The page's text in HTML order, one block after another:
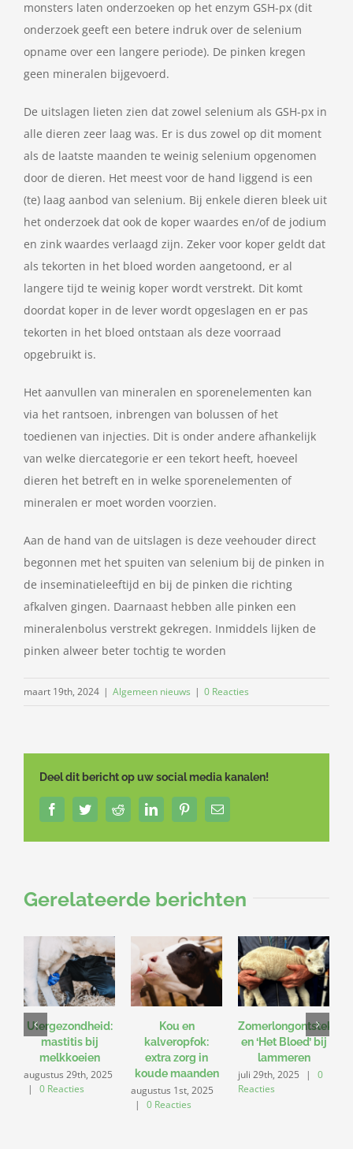
monsters laten onderzoeken op het enzym GSH-px (dit
onderzoek geeft een betere indruk over de selenium
opname over een langere periode). De pinken kregen
geen mineralen bijgevoerd.
De uitslagen lieten zien dat zowel selenium als GSH-px in
alle dieren zeer laag was. Er is dus zowel op dit moment
als de laatste maanden te weinig selenium opgenomen
door de dieren. Het meest voor de hand liggend is een
(te) laag aanbod van selenium. Bij enkele dieren bleek uit
het onderzoek dat ook de koper waardes en/of de jodium
en zink waardes verlaagd zijn. Zeker voor koper geldt dat
als tekorten in het bloed worden aangetoond, er al
langere tijd te weinig koper wordt verstrekt. Dit komt
doordat koper in de lever wordt opgeslagen en er pas
tekorten in het bloed ontstaan als deze voorraad
opgebruikt is.
Het aanvullen van mineralen en sporenelementen kan
via het rantsoen, inbrengen van bolussen of het
toedienen van injecties. Dit is onder andere afhankelijk
van welke diercategorie er een tekort heeft, hoeveel
dieren het betreft en in welke sporenelementen of
mineralen er moet worden voorzien.
Aan de hand van de uitslagen is deze veehouder direct
begonnen met het spuiten van selenium bij de pinken in
de inseminatieleeftijd en bij de pinken die richting
afkalven gingen. Daarnaast hebben alle pinken een
mineralenbolus verstrekt gekregen. Inmiddels lijken de
pinken alweer beter tochtig te worden
maart 19th, 2024 | Algemeen nieuws | 0 Reacties
Deel dit bericht op uw social media kanalen!
FacebookTwitterRedditLinkedInPinterestE-
mail
Gerelateerde berichten
Uiergezondheid:
mastitis bij
melkkoeien
augustus 29th, 2025
|
0 Reacties
Kou en
kalveropfok:
extra zorg in
koude maanden
augustus 1st, 2025
|
0 Reacties
Zomerlongontsteking
en ‘Het Bloed’ bij
lammeren
juli 29th, 2025 |
0
Reacties